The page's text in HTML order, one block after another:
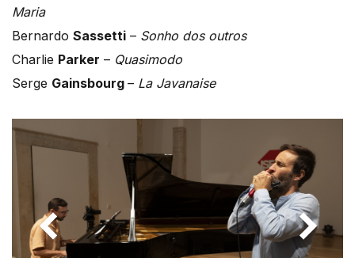
Maria
Bernardo Sassetti – Sonho dos outros
Charlie Parker – Quasimodo
Serge Gainsbourg – La Javanaise